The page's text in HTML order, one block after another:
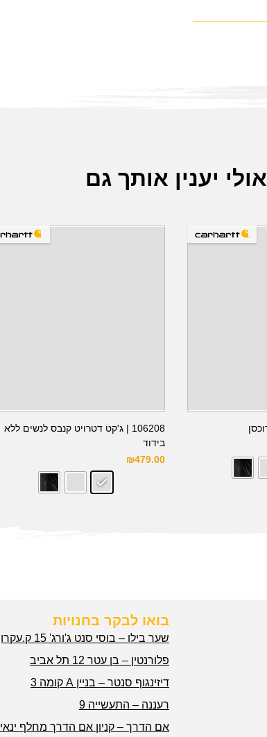
אולי יענין אותך גם
106208 | ג'קט דטרויט קנבס לנשים ללא
בידוד
₪479.00
בואו לבקר בחנויות
שער בילו – בוסי סנט ג'ורג' 15 ק.עקרון
פלורנטין – בן עטר 12 תל אביב
דיזינגוף סנטר – בניין A קומה 3
רעננה – התעשייה 9
אם הדרך – קניון אם הדרך מחלף ינאי